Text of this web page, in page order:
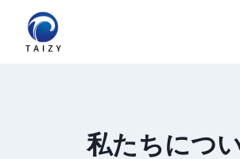
私たちにつ